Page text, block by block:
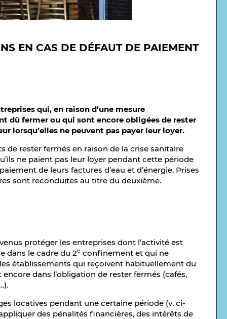
EN CAS DE DÉFAUT DE PAIEMENT
qui, en raison d’une mesure
dû fermer ou qui sont encore obligées de rester
lorsqu’elles ne peuvent pas payer leur loyer.
rester fermés en raison de la crise sanitaire
ne paient pas leur loyer pendant cette période
de leurs factures d’eau et d’énergie. Prises
sont reconduites au titre du deuxième.
protéger les entreprises dont l’activité est
dans le cadre du 2e confinement et qui ne
établissements qui reçoivent habituellement du
dans l’obligation de rester fermés (cafés,
locatives pendant une certaine période (v. ci-
des pénalités financières, des intérêts de